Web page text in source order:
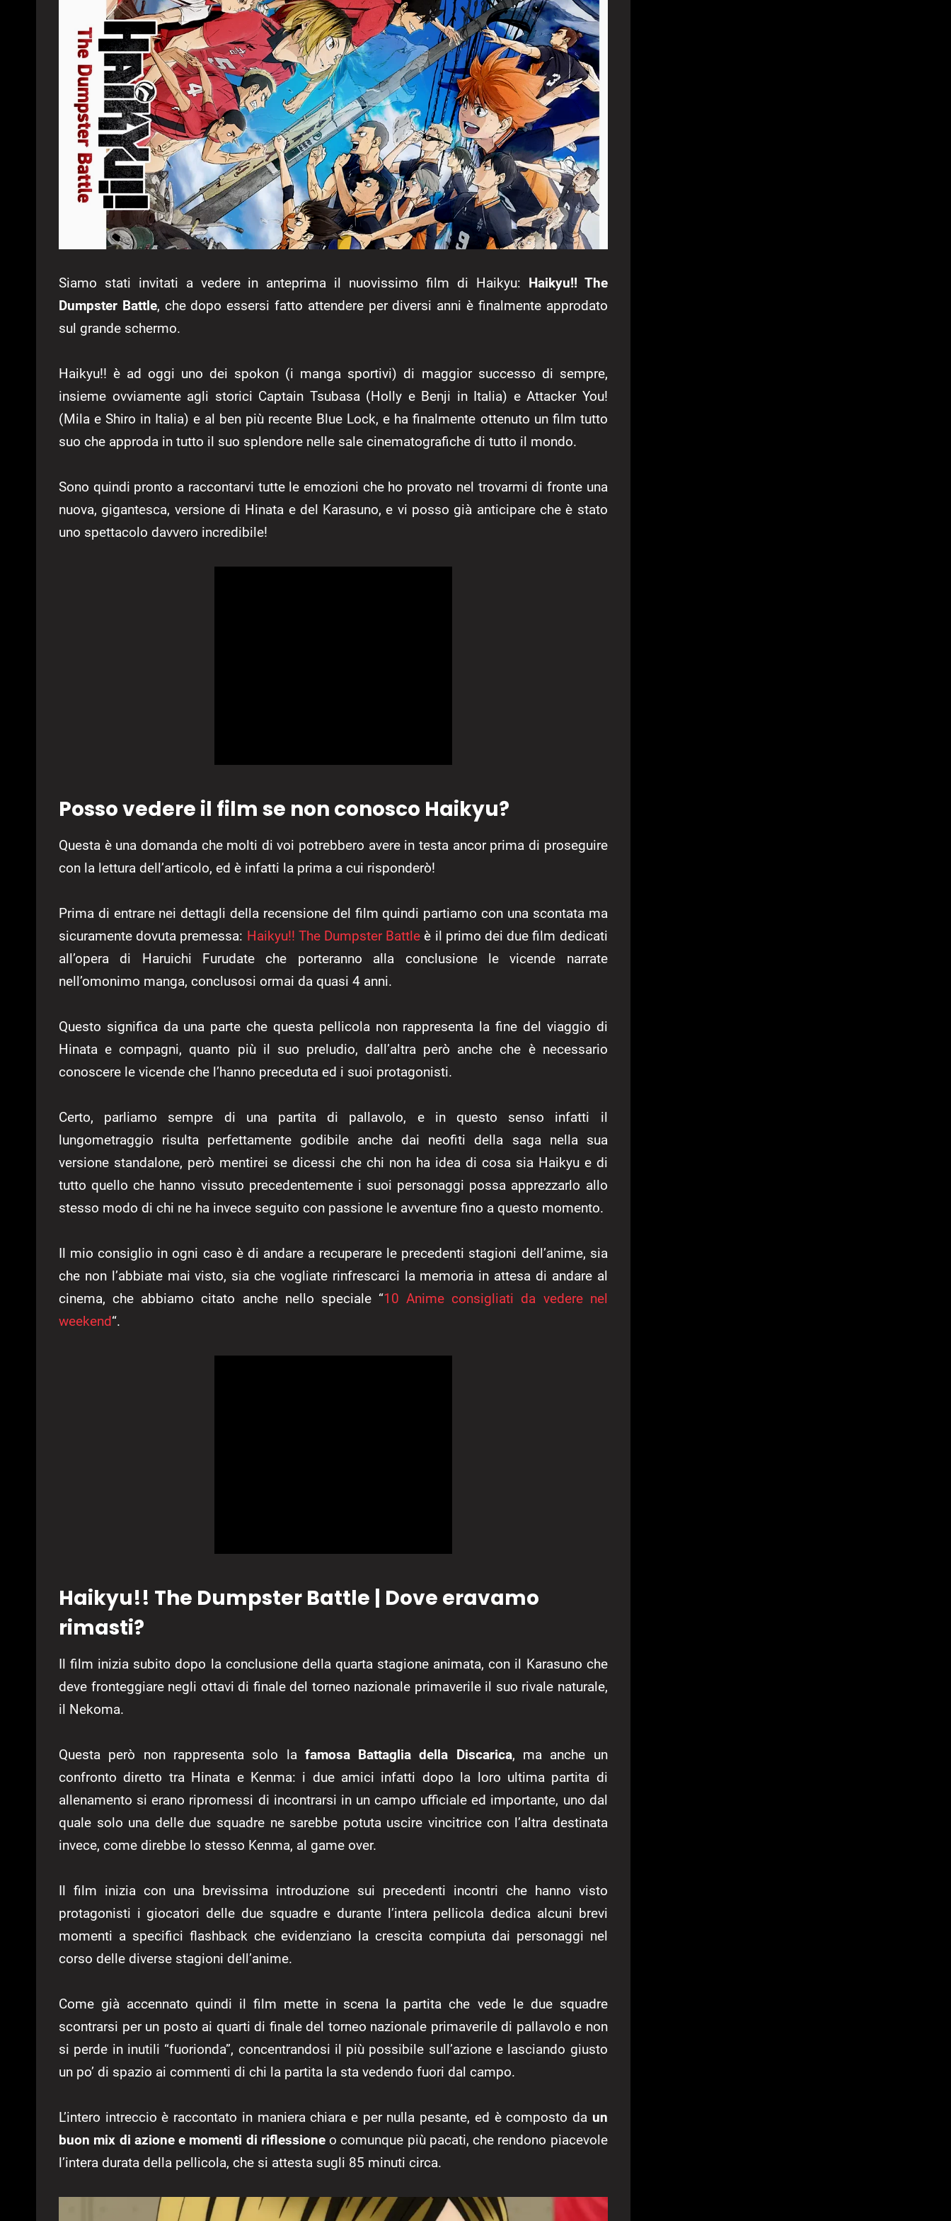
Siamo stati invitati a vedere in anteprima il nuovissimo film di Haikyu: Haikyu!! The
Dumpster Battle, che dopo essersi fatto attendere per diversi anni è finalmente approdato
sul grande schermo.
Haikyu!! è ad oggi uno dei spokon (i manga sportivi) di maggior successo di sempre,
insieme ovviamente agli storici Captain Tsubasa (Holly e Benji in Italia) e Attacker You!
(Mila e Shiro in Italia) e al ben più recente Blue Lock, e ha finalmente ottenuto un film tutto
suo che approda in tutto il suo splendore nelle sale cinematografiche di tutto il mondo.
Sono quindi pronto a raccontarvi tutte le emozioni che ho provato nel trovarmi di fronte una
nuova, gigantesca, versione di Hinata e del Karasuno, e vi posso già anticipare che è stato
uno spettacolo davvero incredibile!
Posso vedere il film se non conosco Haikyu?
Questa è una domanda che molti di voi potrebbero avere in testa ancor prima di proseguire
con la lettura dell’articolo, ed è infatti la prima a cui risponderò!
Prima di entrare nei dettagli della recensione del film quindi partiamo con una scontata ma
sicuramente dovuta premessa: Haikyu!! The Dumpster Battle è il primo dei due film dedicati
all’opera di Haruichi Furudate che porteranno alla conclusione le vicende narrate
nell’omonimo manga, conclusosi ormai da quasi 4 anni.
Questo significa da una parte che questa pellicola non rappresenta la fine del viaggio di
Hinata e compagni, quanto più il suo preludio, dall’altra però anche che è necessario
conoscere le vicende che l’hanno preceduta ed i suoi protagonisti.
Certo, parliamo sempre di una partita di pallavolo, e in questo senso infatti il
lungometraggio risulta perfettamente godibile anche dai neofiti della saga nella sua
versione standalone, però mentirei se dicessi che chi non ha idea di cosa sia Haikyu e di
tutto quello che hanno vissuto precedentemente i suoi personaggi possa apprezzarlo allo
stesso modo di chi ne ha invece seguito con passione le avventure fino a questo momento.
Il mio consiglio in ogni caso è di andare a recuperare le precedenti stagioni dell’anime, sia
che non l’abbiate mai visto, sia che vogliate rinfrescarci la memoria in attesa di andare al
cinema, che abbiamo citato anche nello speciale “10 Anime consigliati da vedere nel
weekend“.
Haikyu!! The Dumpster Battle | Dove eravamo
rimasti?
Il film inizia subito dopo la conclusione della quarta stagione animata, con il Karasuno che
deve fronteggiare negli ottavi di finale del torneo nazionale primaverile il suo rivale naturale,
il Nekoma.
Questa però non rappresenta solo la famosa Battaglia della Discarica, ma anche un
confronto diretto tra Hinata e Kenma: i due amici infatti dopo la loro ultima partita di
allenamento si erano ripromessi di incontrarsi in un campo ufficiale ed importante, uno dal
quale solo una delle due squadre ne sarebbe potuta uscire vincitrice con l’altra destinata
invece, come direbbe lo stesso Kenma, al game over.
Il film inizia con una brevissima introduzione sui precedenti incontri che hanno visto
protagonisti i giocatori delle due squadre e durante l’intera pellicola dedica alcuni brevi
momenti a specifici flashback che evidenziano la crescita compiuta dai personaggi nel
corso delle diverse stagioni dell’anime.
Come già accennato quindi il film mette in scena la partita che vede le due squadre
scontrarsi per un posto ai quarti di finale del torneo nazionale primaverile di pallavolo e non
si perde in inutili “fuorionda”, concentrandosi il più possibile sull’azione e lasciando giusto
un po’ di spazio ai commenti di chi la partita la sta vedendo fuori dal campo.
L’intero intreccio è raccontato in maniera chiara e per nulla pesante, ed è composto da un
buon mix di azione e momenti di riflessioneo comunque più pacati, che rendono piacevole
l’intera durata della pellicola, che si attesta sugli 85 minuti circa.